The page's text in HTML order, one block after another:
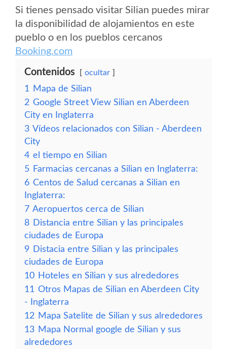
Si tienes pensado visitar Silian puedes mirar
la disponibilidad de alojamientos en este
pueblo o en los pueblos cercanos
Booking.com
Contenidos ocultar
1
Mapa de Silian
2 Google Street View Silian en Aberdeen
City en Inglaterra
3 Vídeos relacionados con Silian - Aberdeen
City
4 el tiempo en Silian
5 Farmacias cercanas a Silian en Inglaterra:
6 Centos de Salud cercanas a Silian en
Inglaterra:
7 Aeropuertos cerca de Silian
8 Distancia entre Silian y las principales
ciudades de Europa
9 Distacia entre Silian y las principales
ciudades de Europa
10 Hoteles en Silian y sus alrededores
11 Otros Mapas de Silian en Aberdeen City
- Inglaterra
12 Mapa Satelite de Silian y sus alrededores
13 Mapa Normal google de Silian y sus
alrededores